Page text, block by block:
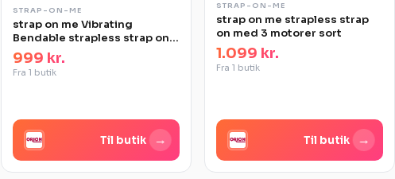
STRAP-ON-ME
strap on me Vibrating
Bendable strapless strap on
lilla
999 kr.
Fra 1 butik
Til butik →
STRAP-ON-ME
strap on me strapless strap
on med 3 motorer sort
1.099 kr.
Fra 1 butik
Til butik →